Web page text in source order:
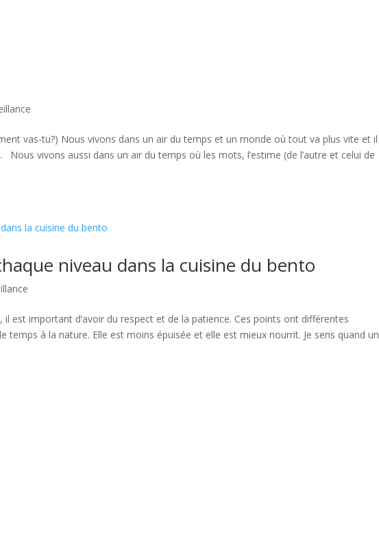
vas-tu?) Nous vivons dans un air du temps et un monde où tout va plus vite et il
Nous vivons aussi dans un air du temps où les mots, l’estime (de l’autre et celui de
niveau dans la cuisine du bento
est important d’avoir du respect et de la patience. Ces points ont différentes
à la nature. Elle est moins épuisée et elle est mieux nourrit. Je sens quand un